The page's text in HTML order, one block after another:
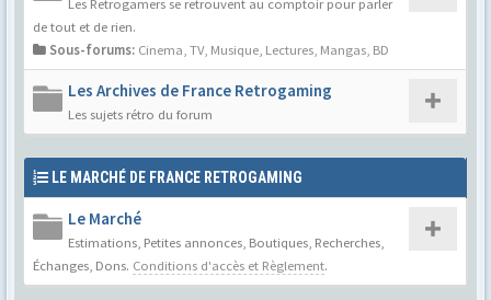
de tout et de rien.
Sous-forums: Cinema, TV, Musique Lectures, Mangas, BD
Les Archives de France Retrogaming
Les sujets rétro du forum
LE MARCHÉ DE FRANCE RETROGAMING
Le Marché
Estimations, Petites annonces, Boutiques, Recherches,
Échanges, Dons. Conditions d'accès et Règlement.